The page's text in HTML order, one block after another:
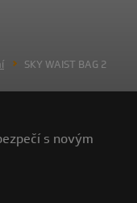
SKY WAIST BAG 2
s novým